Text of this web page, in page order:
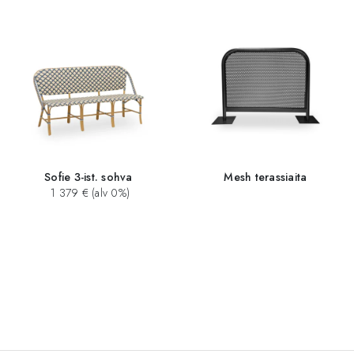
Sofie 3-ist. sohva
1 379 € (alv 0%)
Mesh terassiaita